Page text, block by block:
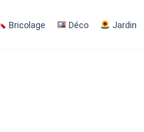
Bricolage Déco Jardin